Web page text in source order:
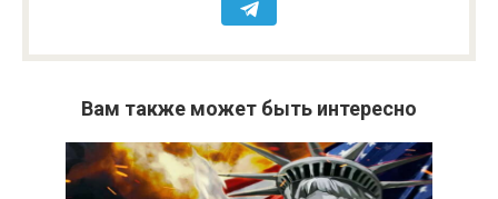
Вам также может быть интересно